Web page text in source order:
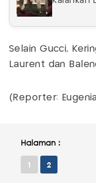
Selain Gucci,
Laurent dan
(Reporter:
Halaman :
1 2